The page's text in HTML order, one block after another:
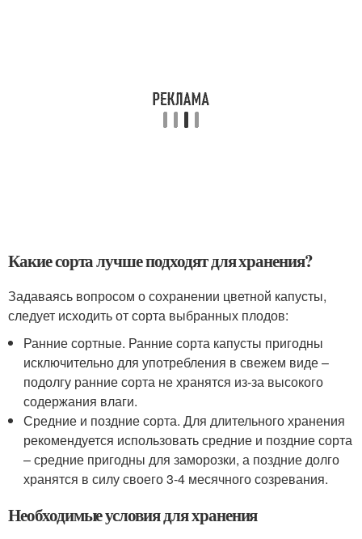
Какие сорта лучше подходят для хранения?
Задаваясь вопросом о сохранении цветной капусты,
следует исходить от сорта выбранных плодов:
Ранние сортные. Ранние сорта капусты пригодны
исключительно для употребления в свежем виде –
подолгу ранние сорта не хранятся из-за высокого
содержания влаги.
Средние и поздние сорта. Для длительного хранения
рекомендуется использовать средние и поздние сорта
– средние пригодны для заморозки, а поздние долго
хранятся в силу своего 3-4 месячного созревания.
Необходимые условия для хранения